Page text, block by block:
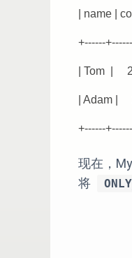
| name |
+------
| Tom | 2
| Adam |
+------
现在，
将